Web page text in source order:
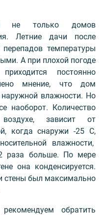
не только домов
Летние дачи после
температуры
А при плохой погоде
постоянно
мнение, что дом
наружной влажности. Но
наоборот. Количество
зависит от
когда снаружи -25 С,
влажности,
раза больше. По мере
она конденсируется.
стены был максимально
обратить